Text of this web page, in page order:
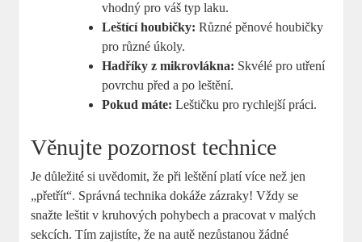
vhodný pro váš typ laku.
Leštící houbičky: Různé pěnové houbičky
pro různé úkoly.
Hadříky z mikrovlákna: Skvélé pro utření
povrchu před a po leštění.
Pokud máte: Leštičku pro rychlejší práci.
Věnujte pozornost technice
Je důležité si uvědomit, že při leštění platí více než jen
„přetřít“. Správná technika dokáže zázraky! Vždy se
snažte leštit v kruhových pohybech a pracovat v malých
sekcích. Tím zajistíte, že na autě nezůstanou žádné